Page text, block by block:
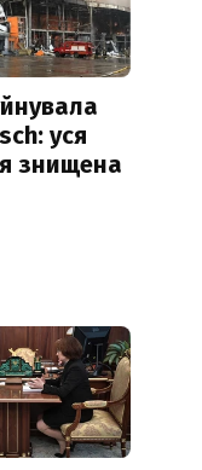
уся
знищена